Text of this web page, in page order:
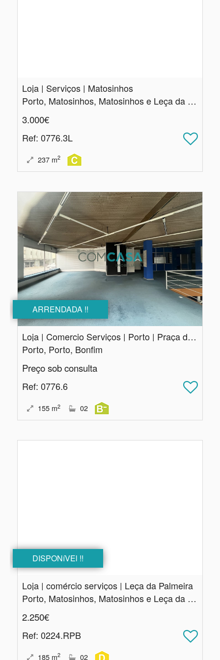
Loja | Serviços | Matosinhos
Porto, Matosinhos, Matosinhos e Leça da Palmeira
3.000€
Ref: 0776.3L
237 m2
ARRENDADA !!
Loja | Comercio Serviços | Porto | Praça do Marquês
Porto, Porto, Bonfim
Preço sob consulta
Ref: 0776.6
155 m2 02
DISPONíVEl !!
Loja | comércio serviços | Leça da Palmeira
Porto, Matosinhos, Matosinhos e Leça da Palmeira
2.250€
Ref: 0224.RPB
185 m2 02